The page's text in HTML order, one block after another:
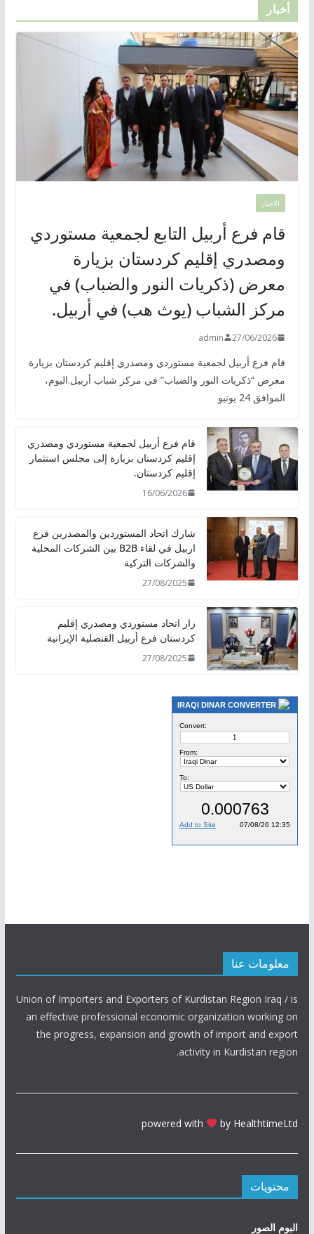
أخبار
الاخبار
قام فرع أربيل التابع لجمعية مستوردي
ومصدري إقليم كردستان بزيارة
معرض (ذكريات النور والضباب) في
مركز الشباب (يوث هب) في أربيل.
27/06/2026
admin
قام فرع أربيل لجمعية مستوردي ومصدري إقليم كردستان بزيارة
معرض “ذكريات النور والضباب” في مركز شباب أربيل.اليوم،
الموافق 24 يونيو
قام فرع أربيل لجمعية مستوردي ومصدري
إقليم كردستان بزيارة إلى مجلس استثمار
إقليم كردستان.
16/06/2026
شارك اتحاد المستوردين والمصدرين فرع
اربيل في لقاء B2B بين الشركات المحلية
والشركات التركية
27/08/2025
زار اتحاد مستوردي ومصدري إقليم
كردستان فرع أربيل القنصلية الإيرانية
27/08/2025
IRAQI DINAR CONVERTER
معلومات عنا
Union of Importers and Exporters of Kurdistan Region Iraq / is
an effective professional economic organization working on
the progress, expansion and growth of import and export
activity in Kurdistan region.
powered with by HealthtimeLtd
محتويات
البوم الصور